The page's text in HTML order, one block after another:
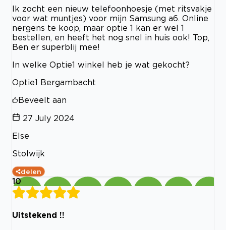
Ik zocht een nieuw telefoonhoesje (met ritsvakje
voor wat muntjes) voor mijn Samsung a6. Online
nergens te koop, maar optie 1 kan er wel 1
bestellen, en heeft het nog snel in huis ook! Top,
Ben er superblij mee!
In welke Optie1 winkel heb je wat gekocht?
Optie1 Bergambacht
Beveelt aan
27 July 2024
Else
Stolwijk
delen
10
Uitstekend !!